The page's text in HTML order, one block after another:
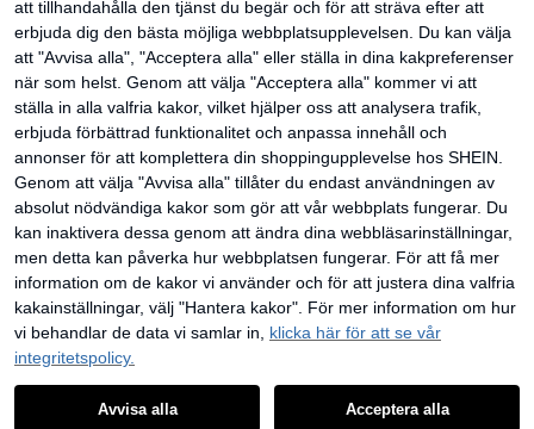
IN Z
IN Z 1 st 925 sterlingsilver öronsnäc
ka med 3 blommor och infattad zirk
onia | Liten öronsnäcka | Stapelbar
öronsnäcka | Brosk-öronsnäcka | H
elix-öronsnäcka | Lager-öronsnäck
a | 925 sterlingsilver smycke | Lämp
lig för kvinnors dagliga bruk | Säljs s
om enstaka del (inte ett par)
5 kvar
86kr
ngen med tofs, platta broskörhänge
n för kvinnor, lämpliga för vardagsbr
uk, bröllop, fest, förlovning, årsdag,
alla hjärtans dag
27 kvar
127kr
att tillhandahålla den tjänst du begär och för att sträva efter att
erbjuda dig den bästa möjliga webbplatsupplevelsen. Du kan välja
att "Avvisa alla", "Acceptera alla" eller ställa in dina kakpreferenser
när som helst. Genom att välja "Acceptera alla" kommer vi att
ställa in alla valfria kakor, vilket hjälper oss att analysera trafik,
erbjuda förbättrad funktionalitet och anpassa innehåll och
annonser för att komplettera din shoppingupplevelse hos SHEIN.
Genom att välja "Avvisa alla" tillåter du endast användningen av
absolut nödvändiga kakor som gör att vår webbplats fungerar. Du
kan inaktivera dessa genom att ändra dina webbläsarinställningar,
men detta kan påverka hur webbplatsen fungerar. För att få mer
information om de kakor vi använder och för att justera dina valfria
kakainställningar, välj "Hantera kakor". För mer information om hur
vi behandlar de data vi samlar in, klicka här för att se vår
integritetspolicy.
Avvisa alla Acceptera alla